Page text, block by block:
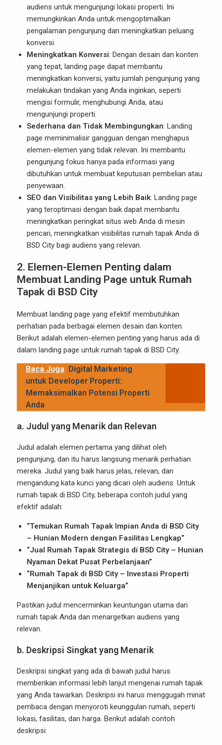
audiens untuk mengunjungi lokasi properti. Ini
memungkinkan Anda untuk mengoptimalkan
pengalaman pengunjung dan meningkatkan peluang
konversi.
Meningkatkan Konversi: Dengan desain dan konten
yang tepat, landing page dapat membantu
meningkatkan konversi, yaitu jumlah pengunjung yang
melakukan tindakan yang Anda inginkan, seperti
mengisi formulir, menghubungi Anda, atau
mengunjungi properti.
Sederhana dan Tidak Membingungkan: Landing
page meminimalisir gangguan dengan menghapus
elemen-elemen yang tidak relevan. Ini membantu
pengunjung fokus hanya pada informasi yang
dibutuhkan untuk membuat keputusan pembelian atau
penyewaan.
SEO dan Visibilitas yang Lebih Baik: Landing page
yang teroptimasi dengan baik dapat membantu
meningkatkan peringkat situs web Anda di mesin
pencari, meningkatkan visibilitas rumah tapak Anda di
BSD City bagi audiens yang relevan.
2. Elemen-Elemen Penting dalam
Membuat Landing Page untuk Rumah
Tapak di BSD City
Membuat landing page yang efektif membutuhkan
perhatian pada berbagai elemen desain dan konten.
Berikut adalah elemen-elemen penting yang harus ada di
dalam landing page untuk rumah tapak di BSD City:
Baca Juga Digital Marketing
untuk Developer Properti:
Memaksimalkan Potensi Properti
Anda
a. Judul yang Menarik dan Relevan
Judul adalah elemen pertama yang dilihat oleh
pengunjung, dan itu harus langsung menarik perhatian
mereka. Judul yang baik harus jelas, relevan, dan
mengandung kata kunci yang dicari oleh audiens. Untuk
rumah tapak di BSD City, beberapa contoh judul yang
efektif adalah:
“Temukan Rumah Tapak Impian Anda di BSD City
– Hunian Modern dengan Fasilitas Lengkap”
“Jual Rumah Tapak Strategis di BSD City – Hunian
Nyaman Dekat Pusat Perbelanjaan”
“Rumah Tapak di BSD City – Investasi Properti
Menjanjikan untuk Keluarga”
Pastikan judul mencerminkan keuntungan utama dari
rumah tapak Anda dan menargetkan audiens yang
relevan.
b. Deskripsi Singkat yang Menarik
Deskripsi singkat yang ada di bawah judul harus
memberikan informasi lebih lanjut mengenai rumah tapak
yang Anda tawarkan. Deskripsi ini harus menggugah minat
pembaca dengan menyoroti keunggulan rumah, seperti
lokasi, fasilitas, dan harga. Berikut adalah contoh
deskripsi: